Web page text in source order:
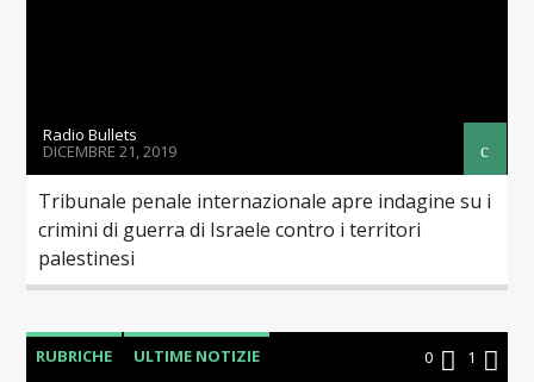
Radio Bullets
DICEMBRE 21, 2019
Tribunale penale internazionale apre indagine su i
crimini di guerra di Israele contro i territori
palestinesi
RUBRICHE ULTIME NOTIZIE 0 1